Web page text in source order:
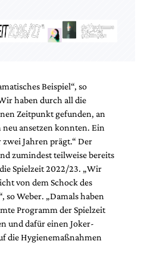
Beispiel“, so
haben durch all die
Zeitpunkt gefunden, an
ansetzen konnten. Ein
zwei Jahren prägt.“ Der
zumindest teilweise bereits
Spielzeit 2022/23. „Wir
von dem Schock des
so Weber. „Damals haben
Programm der Spielzeit
und dafür einen Joker-
die Hygienemaßnahmen